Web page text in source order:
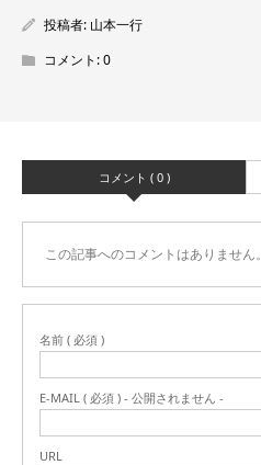
投稿者: 山本一行
コメント:0
コメント ( 0 )
この記事へのコメントはありません。
名前 ( 必須 )
E-MAIL ( 必須 ) - 公開されません -
URL